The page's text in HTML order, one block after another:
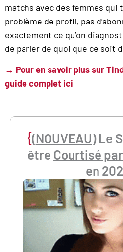
matchs avec des femmes qui
problème de profil, pas
exactement ce qu’on
de parler de quoi que ce soit
→ Pour en savoir plus sur
guide complet ici
{(NOUVEAU) Le
être Courtisé
en